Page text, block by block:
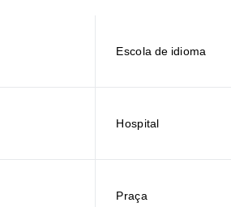
Escola de idioma
Hospital
Praça